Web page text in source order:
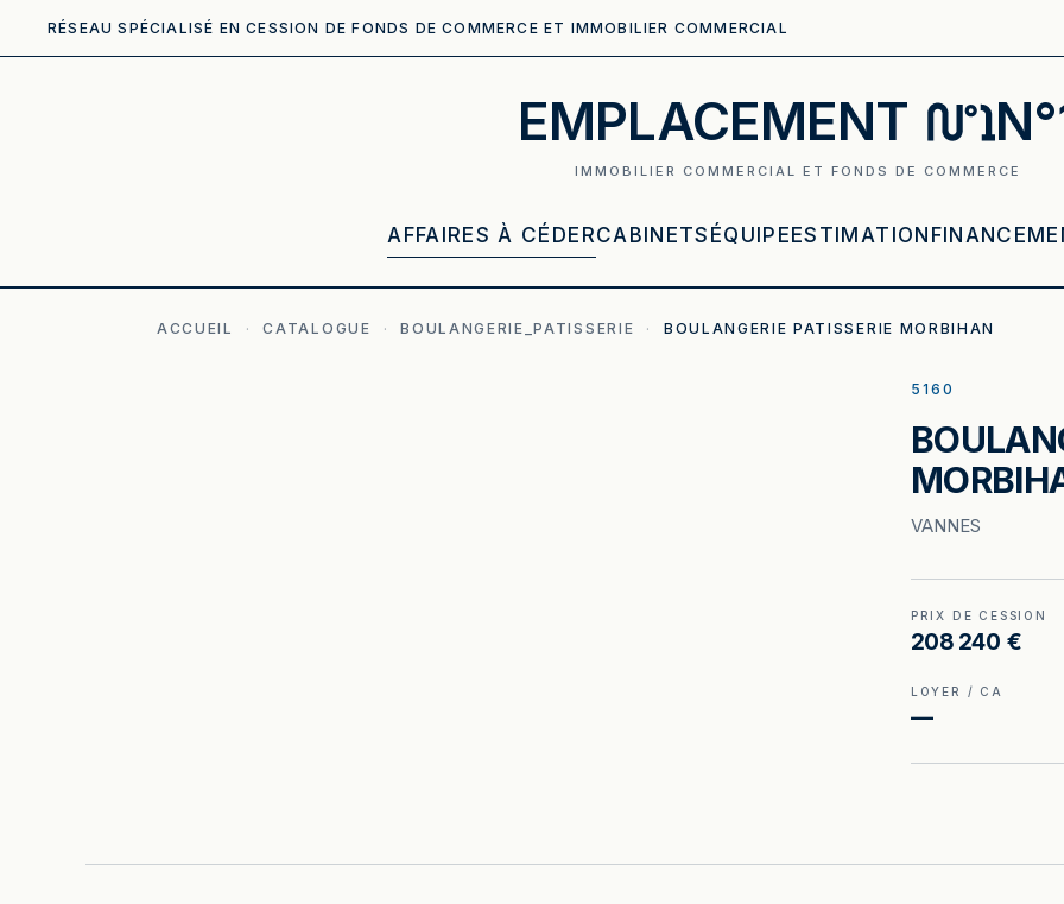
RÉSEAU SPÉCIALISÉ EN CESSION DE FONDS DE COMMERCE ET IMMOBILIER COMMERCIAL
EMPLACEMENT
IMMOBILIER COMMERCIAL ET FONDS DE COMMERCE
AFFAIRES À CÉDERCABINETS ÉQUIPE ESTIMATION
ACCUEIL · CATALOGUE · BOULANGERIE_PATISSERIE · BOULANGERIE PATISSERIE MORBIHAN
5160
VANNES
PRIX DE CESSION
208 240 €
LOYER / CA
—